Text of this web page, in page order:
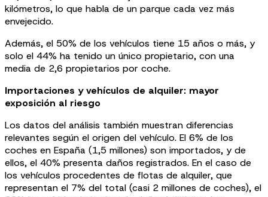
kilómetros, lo que habla de un parque cada vez más
envejecido.
Además, el 50% de los vehículos tiene 15 años o más, y
solo el 44% ha tenido un único propietario, con una
media de 2,6 propietarios por coche.
Importaciones y vehículos de alquiler: mayor
exposición al riesgo
Los datos del análisis también muestran diferencias
relevantes según el origen del vehículo. El 6% de los
coches en España (1,5 millones) son importados, y de
ellos, el 40% presenta daños registrados. En el caso de
los vehículos procedentes de flotas de alquiler, que
representan el 7% del total (casi 2 millones de coches), el